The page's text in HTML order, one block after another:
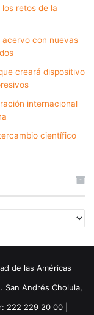
retos de la
acervo con nuevas
creará dispositivo
internacional
científico
de las Américas
San Andrés Cholula,
222 229 20 00 |